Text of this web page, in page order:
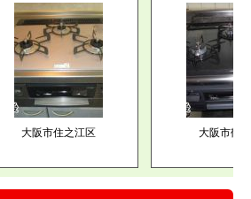
大阪市住之江区 大阪市鶴見区